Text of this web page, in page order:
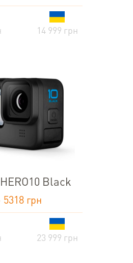
14 999 грн
Black
5318 грн
23 999 грн